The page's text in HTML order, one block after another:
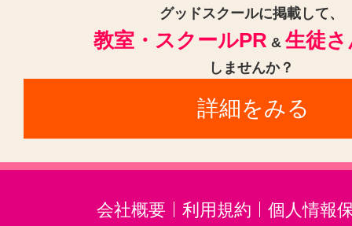
門真市(1)
高石市
藤井寺市(1)
東大阪市(3)
四條
阪南市(1)
大阪天満宮駅(6)
淀屋橋駅(6)
大阪阿部野橋駅(6)
ＪＲ難波駅
野田駅(阪神)(4)
江坂駅(4)
玉
玉造駅(大阪市
松屋町駅(4)
桜ノ宮駅(3)
阿倍
玉川駅(大阪)(3)
大阪城北詰駅(3)
千里中央駅(3)
難波駅(南海)(3)
グッドスクールに掲載して、
教室・スクールPR & 生徒
しませんか？
詳細をみる
会社概要 利用規約
個人情報